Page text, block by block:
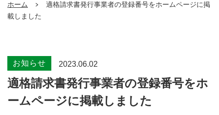
ホーム
適格請求書発行事業者の登録番号をホームページに掲
載しました
お知らせ 2023.06.02
適格請求書発行事業者の登録番号をホ
ームページに掲載しました